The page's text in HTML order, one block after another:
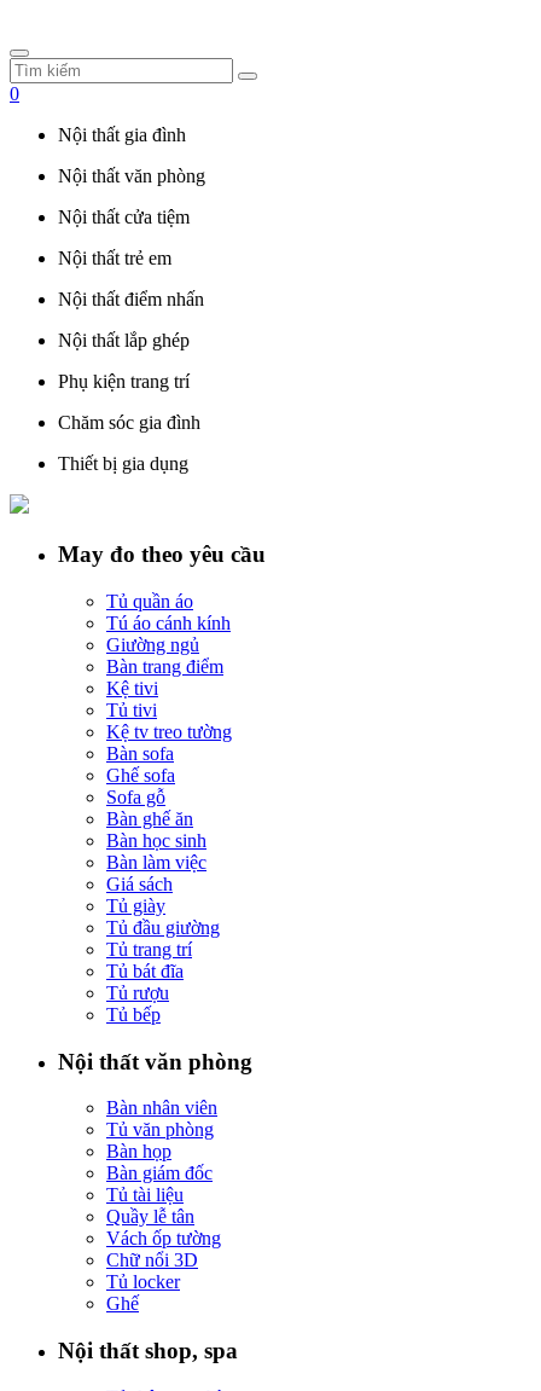
0
Nội thất gia đình
Nội thất văn phòng
Nội thất cửa tiệm
Nội thất trẻ em
Nội thất điểm nhấn
Nội thất lắp ghép
Phụ kiện trang trí
Chăm sóc gia đình
Thiết bị gia dụng
May đo theo yêu cầu
Tủ quần áo
Tú áo cánh kính
Giường ngủ
Bàn trang điểm
Kệ tivi
Tủ tivi
Kệ tv treo tường
Bàn sofa
Ghế sofa
Sofa gỗ
Bàn ghế ăn
Bàn học sinh
Bàn làm việc
Giá sách
Tủ giày
Tủ đầu giường
Tủ trang trí
Tủ bát đĩa
Tủ rượu
Tủ bếp
Nội thất văn phòng
Bàn nhân viên
Tủ văn phòng
Bàn họp
Bàn giám đốc
Tủ tài liệu
Quầy lễ tân
Vách ốp tường
Chữ nổi 3D
Tủ locker
Ghế
Nội thất shop, spa